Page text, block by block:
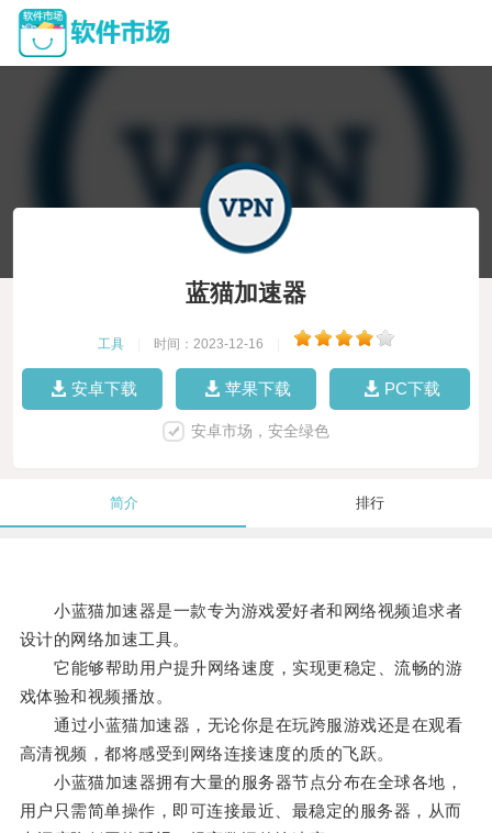
蓝猫加速器
工具 时间：2023-12-16
安卓下载 苹果下载 PC下载
安卓市场，安全绿色
简介 排行
小蓝猫加速器是一款专为游戏爱好者和网络视频追求者
设计的网络加速工具。
它能够帮助用户提升网络速度，实现更稳定、流畅的游
戏体验和视频播放。
通过小蓝猫加速器，无论你是在玩跨服游戏还是在观看
高清视频，都将感受到网络连接速度的质的飞跃。
小蓝猫加速器拥有大量的服务器节点分布在全球各地，
用户只需简单操作，即可连接最近、最稳定的服务器，从而